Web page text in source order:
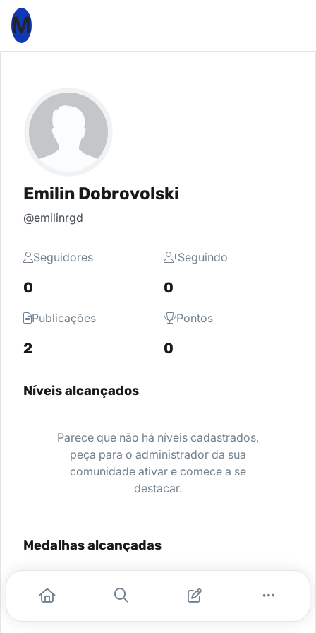
M
Emilin Dobrovolski
@emilinrgd
Seguidores
0
Seguindo
0
Publicações
2
Pontos
0
Níveis alcançados
Parece que não há níveis cadastrados,
peça para o administrador da sua
comunidade ativar e comece a se
destacar.
Medalhas alcançadas
Nenhuma medalha encontrada